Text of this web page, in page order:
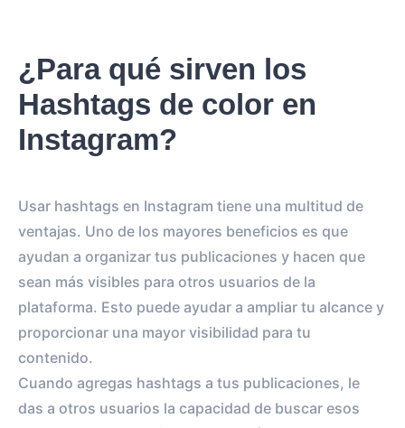
¿Para qué sirven los
Hashtags de color en
Instagram?
Usar hashtags en Instagram tiene una multitud de
ventajas. Uno de los mayores beneficios es que
ayudan a organizar tus publicaciones y hacen que
sean más visibles para otros usuarios de la
plataforma. Esto puede ayudar a ampliar tu alcance y
proporcionar una mayor visibilidad para tu
contenido.
Cuando agregas hashtags a tus publicaciones, le
das a otros usuarios la capacidad de buscar esos